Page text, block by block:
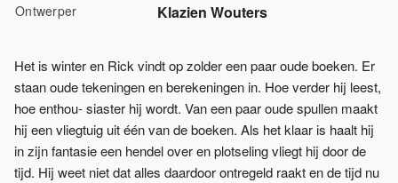
Ontwerper Klazien Wouters
Het is winter en Rick vindt op zolder een paar oude boeken. Er
staan oude tekeningen en berekeningen in. Hoe verder hij leest,
hoe enthou- siaster hij wordt. Van een paar oude spullen maakt
hij een vliegtuig uit één van de boeken. Als het klaar is haalt hij
in zijn fantasie een hendel over en plotseling vliegt hij door de
tijd. Hij weet niet dat alles daardoor ontregeld raakt en de tijd nu